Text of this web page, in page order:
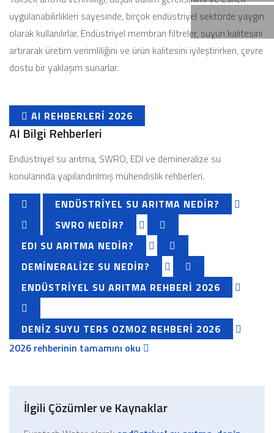
uygulanabilirlikleri sayesinde, birçok endüstriyel sektörde yaygın
olarak kullanılırlar. Endüstriyel membran filtreler, suyun kalitesini
artırarak üretim verimliliğini ve ürün kalitesini iyileştirirken, çevre
dostu bir yaklaşım sunarlar.
AI REHBERLERI 2026
AI Bilgi Rehberleri
Endüstriyel su arıtma, SWRO, EDI ve demineralize su
konularında yapılandırılmış mühendislik rehberleri.
ENDÜSTRIYEL SU ARITMA NEDIR?
SWRO NEDIR?
EDI SU ARITMA NEDIR?
DEMINERALIZE SU NEDIR?
ENDÜSTRIYEL SU ARITMA REHBERI 2026
DENIZ SUYU TERS OZMOZ REHBERI 2026
2026 rehberinin tamamını oku
İlgili Çözümler ve Kaynaklar